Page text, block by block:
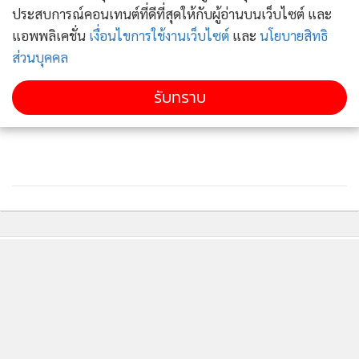
ประสบการณ์คอนเทนต์ที่ดีที่สุดให้กับผู้อ่านบนเว็บไซต์ และ
แอพพลิเคชั่น เงื่อนไขการใช้งานเว็บไซต์ และ นโยบายสิทธิ
ส่วนบุคคล
รับทราบ